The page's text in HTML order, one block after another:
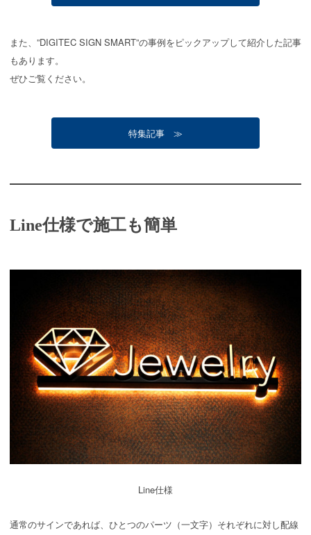
また、”DIGITEC SIGN SMART”の事例をピックアップして紹介した記事
もあります。
ぜひご覧ください。
特集記事 ≫
Line仕様で施工も簡単
Line仕様
通常のサインであれば、ひとつのパーツ（一文字）それぞれに対し配線